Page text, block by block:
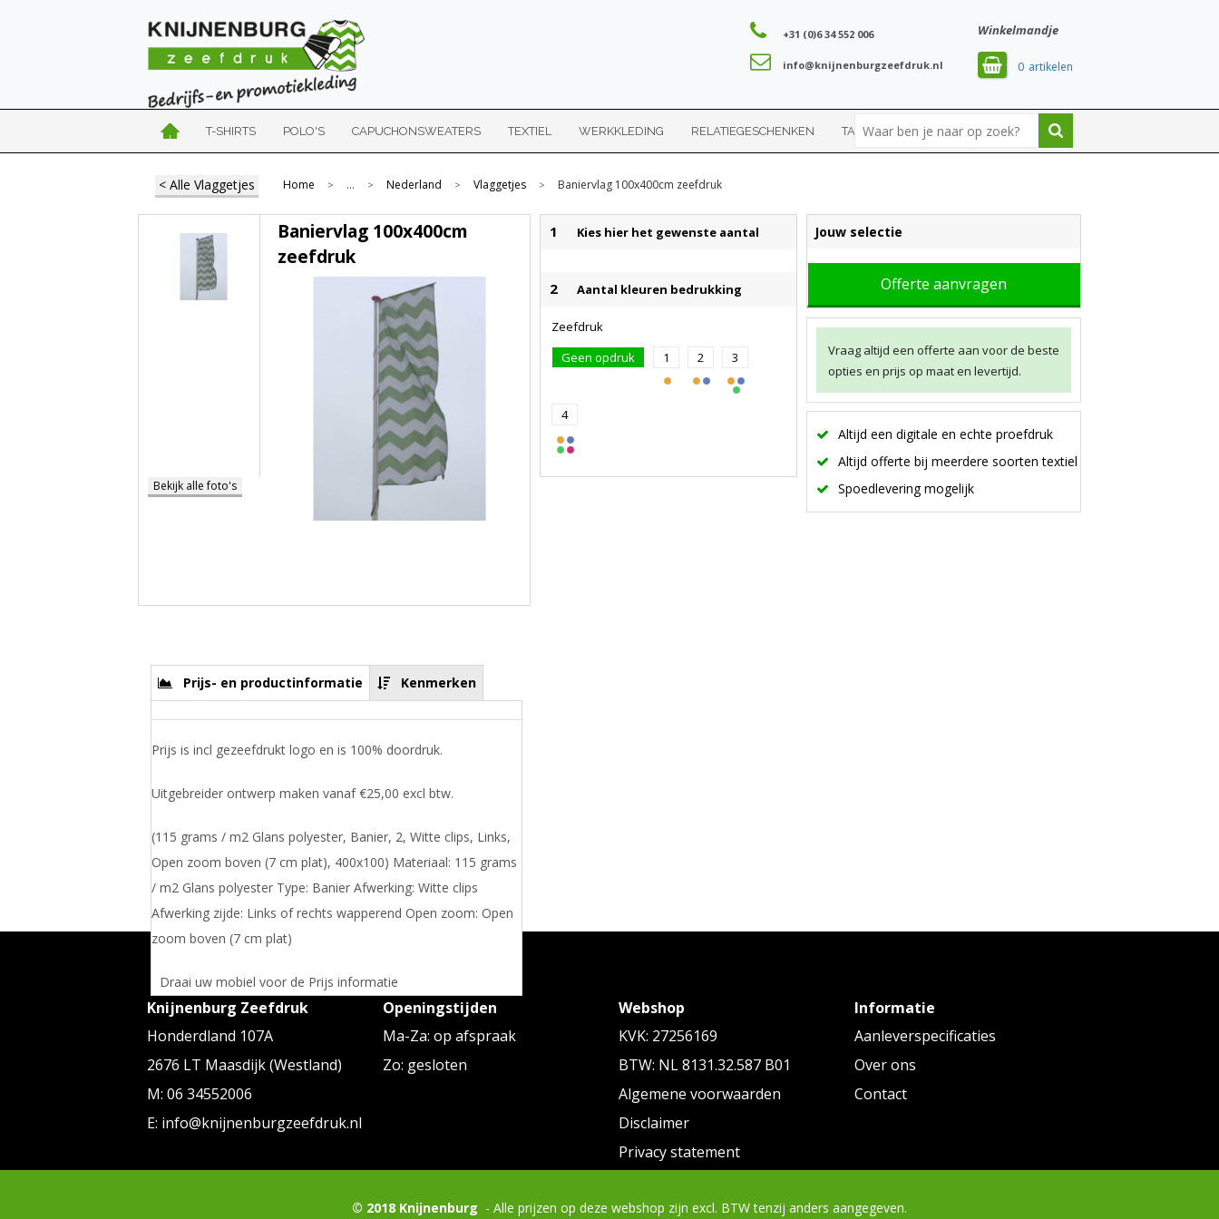
Winkelmandje
0
+31 (0)6 34 552 006
info@knijnenburgzeefdruk.nl
T-SHIRTS POLO'S CAPUCHONSWEATERS TEXTIEL WERKKLEDING RELATIEGESCHENKEN TASSEN SPORT
< Alle Vlaggetjes Home > ... > Nederland > Vlaggetjes > Baniervlag 100x400cm zeefdruk
1 Kies hier het gewenste aantal
2 Aantal kleuren bedrukking
Zeefdruk
Geen opdruk
1 2 3
4
Jouw selectie
Offerte aanvragen
Vraag altijd een offerte aan voor de beste
opties en prijs op maat en levertijd.
Altijd een digitale en echte proefdruk
Altijd offerte bij meerdere soorten textiel
Spoedlevering mogelijk
Bekijk alle foto's
Baniervlag 100x400cm
zeefdruk
Prijs- en productinformatie Kenmerken
Prijs is incl gezeefdrukt logo en is 100% doordruk.
Uitgebreider ontwerp maken vanaf €25,00 excl btw.
(115 grams / m2 Glans polyester, Banier, 2, Witte clips, Links,
Open zoom boven (7 cm plat), 400x100) Materiaal: 115 grams
/ m2 Glans polyester Type: Banier Afwerking: Witte clips
Afwerking zijde: Links of rechts wapperend Open zoom: Open
zoom boven (7 cm plat)
Draai uw mobiel voor de Prijs informatie
ALTERNATIEVE ARTIKELEN
Knijnenburg Zeefdruk
Honderdland 107A
2676 LT Maasdijk (Westland)
M: 06 34552006
E: info@knijnenburgzeefdruk.nl
Openingstijden
Ma-Za: op afspraak
Zo: gesloten
Webshop
KVK: 27256169
BTW: NL 8131.32.587 B01
Algemene voorwaarden
Disclaimer
Privacy statement
Informatie
Aanleverspecificaties
Over ons
Contact
© 2018 Knijnenburg - Alle prijzen op deze webshop zijn excl. BTW tenzij anders aangegeven.